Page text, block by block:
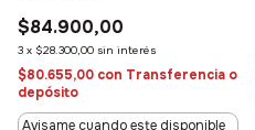
$84.900,00
3 x $28.300,00 sin interés
$80.655,00 con Transferencia o
depósito
Avisame cuando este disponible